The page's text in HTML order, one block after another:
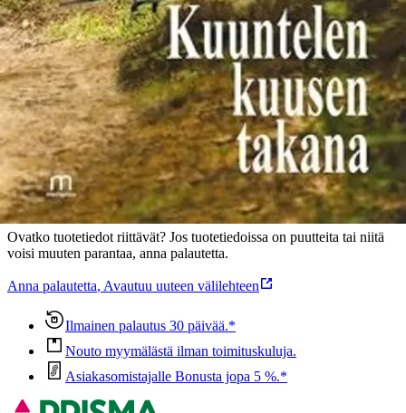
merkkisessä repussa. Istuin kivelle repun viereen. Toisessa kädessä
päivänkakkara, toisessa pullollinen taikajuomaa. Olin niin kiitollinen
harakalle! Tästä alkaisi runojen sarja kirjaksi asti.
Ominaisuudet
Oletko tyytyväinen tuotetietoihin?
Ovatko tuotetiedot riittävät? Jos tuotetiedoissa on puutteita tai niitä
voisi muuten parantaa, anna palautetta.
Anna palautetta, Avautuu uuteen välilehteen
Ilmainen palautus 30 päivää.*
Nouto myymälästä ilman toimituskuluja.
Asiakasomistajalle Bonusta jopa 5 %.*